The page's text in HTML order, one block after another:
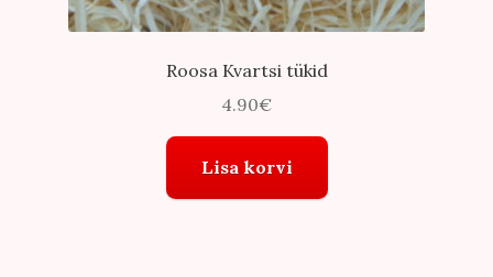
Roosa Kvartsi tükid
4.90€
Lisa korvi